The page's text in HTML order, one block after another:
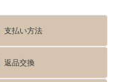
支払い方法
返品交換